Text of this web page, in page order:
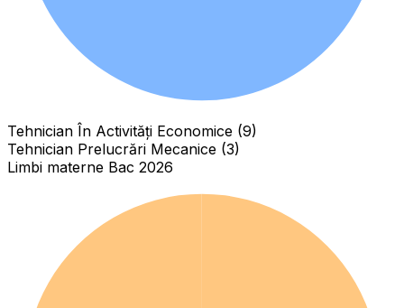
Tehnician În Activități Economice (9)
Tehnician Prelucrări Mecanice (3)
Limbi materne Bac 2026